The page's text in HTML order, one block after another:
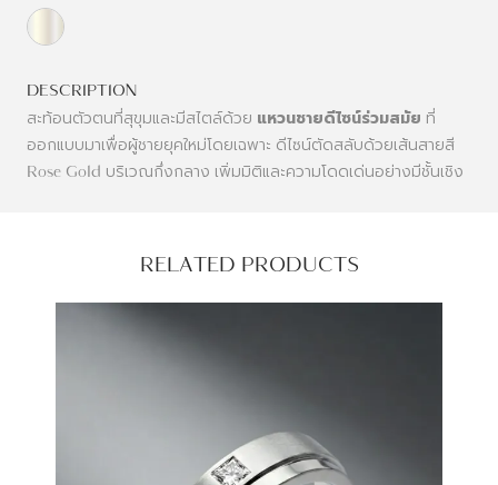
DESCRIPTION
สะท้อนตัวตนที่สุขุมและมีสไตล์ด้วย แหวนชายดีไซน์ร่วมสมัย ที่
ออกแบบมาเพื่อผู้ชายยุคใหม่โดยเฉพาะ ดีไซน์ตัดสลับด้วยเส้นสายสี
Rose Gold บริเวณกึ่งกลาง เพิ่มมิติและความโดดเด่นอย่างมีชั้นเชิง
RELATED PRODUCTS